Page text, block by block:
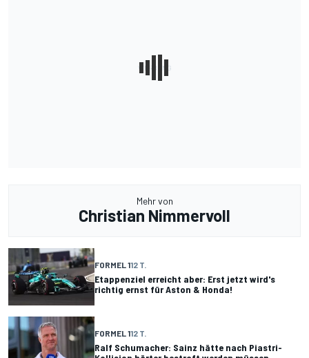
Mehr von
Christian Nimmervoll
FORMEL 112 T.
Etappenziel erreicht aber: Erst jetzt wird's
richtig ernst für Aston & Honda!
FORMEL 112 T.
Ralf Schumacher: Sainz hätte nach Piastri-